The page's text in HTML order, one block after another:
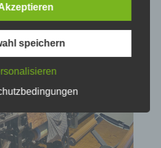
Löschen oder die
Verarbeitung
ist die Markierung
Daten mit dem
einzuschränken.
automatisierten
Daten, die darin
speichern